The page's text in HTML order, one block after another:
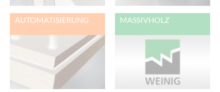
AUTOMATISIERUNG MASSIVHOLZ